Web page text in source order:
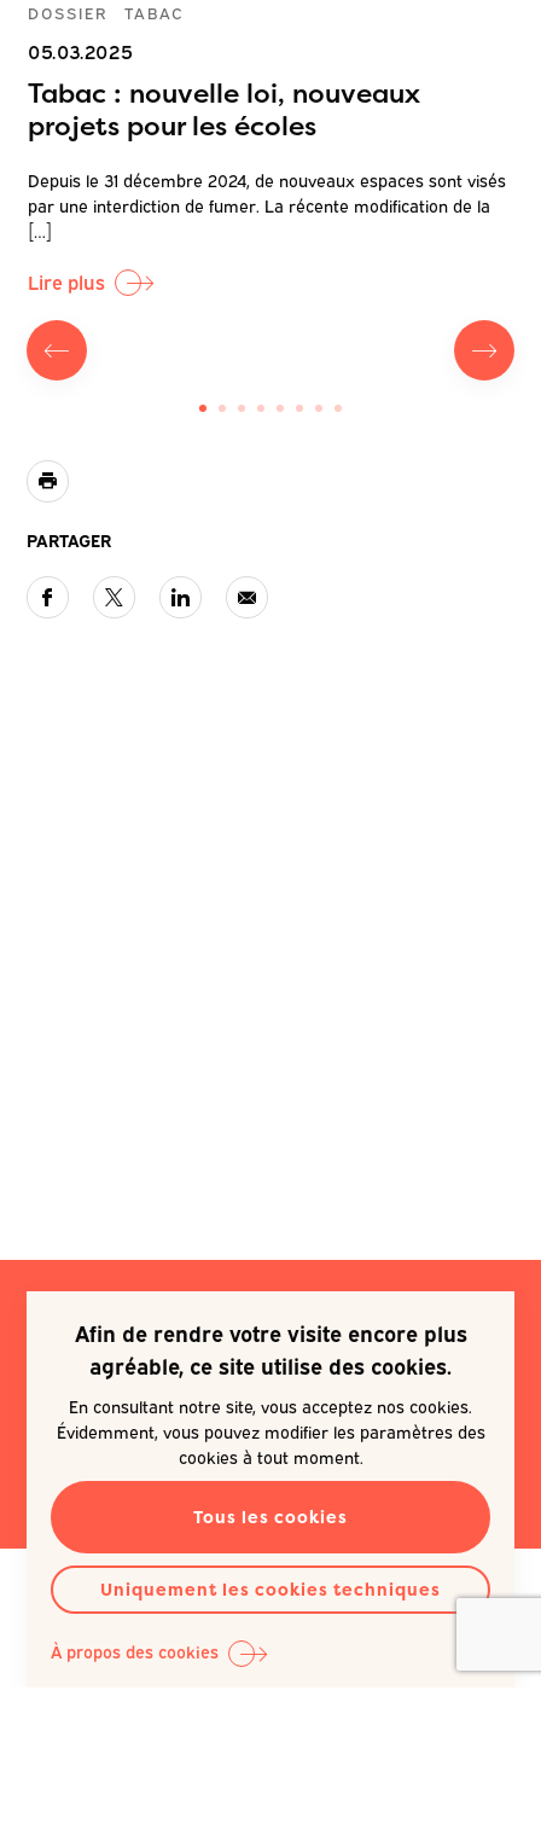
DOSSIER TABAC
05.03.2025
Tabac : nouvelle loi, nouveaux
projets pour les écoles
Depuis le 31 décembre 2024, de nouveaux espaces sont visés
par une interdiction de fumer. La récente modification de la
[…]
Lire plus
PARTAGER
Je souhaite m'inscrire à une
newsletter
EN SAVOIR PLUS
Afin de rendre votre visite encore plus
agréable, ce site utilise des cookies.
En consultant notre site, vous acceptez nos cookies.
Évidemment, vous pouvez modifier les paramètres des
cookies à tout moment.
Tous les cookies
Uniquement les cookies techniques
À propos des cookies